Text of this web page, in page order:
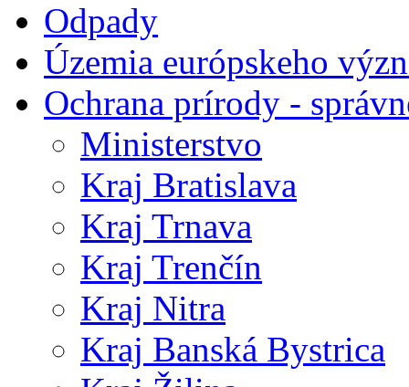
Odpady
Územia európskeho
Ochrana prírody -
Ministerstvo
Kraj Bratislava
Kraj Trnava
Kraj Trenčín
Kraj Nitra
Kraj Banská Bystrica